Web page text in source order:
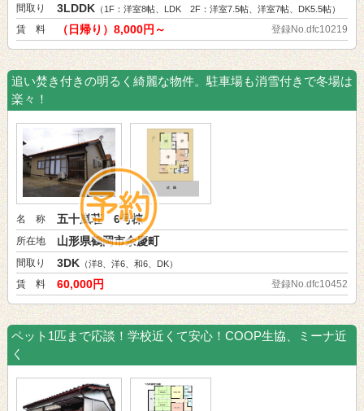
間取り 3LDDK （1F：洋室8帖、LDK 2F：洋室7.5帖、洋室7帖、DK5.5帖）
賃 料 （日帰り）8,000円～ 登録No.dfc10219
追い焚き付きの明るく綺麗な物件。駐車場も消雪付きで冬場は
楽々！
名 称 五十嵐荘 6号棟
所在地 山形県鶴岡市余慶町
間取り 3DK （洋8、洋6、和6、DK）
賃 料 60,000円 登録No.dfc10452
ペット1匹まで応談！学校近くて安心！COOP生協、ミーナ近
く